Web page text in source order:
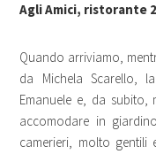
Agli Amici, ristorante
Quando arriviamo,
da Michela Scarello,
Emanuele e, da
accomodare in
camerieri, molto gentili